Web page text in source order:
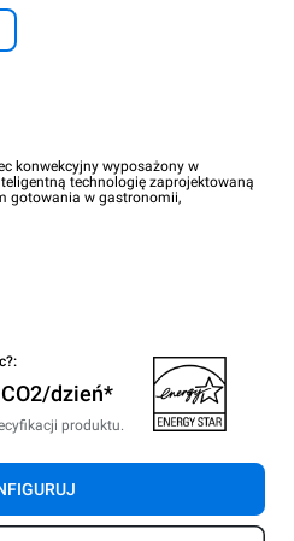
konwekcyjny wyposażony w
technologię zaprojektowaną
gotowania w gastronomii,
dzień*
produktu.